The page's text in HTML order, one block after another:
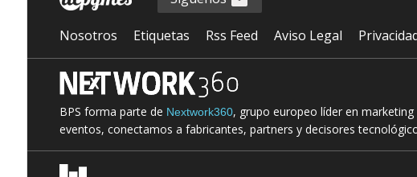
Nosotros Etiquetas Rss Feed Aviso Legal
BPS forma parte de Nextwork360, grupo europeo líder en
eventos, conectamos a fabricantes, partners y decisores